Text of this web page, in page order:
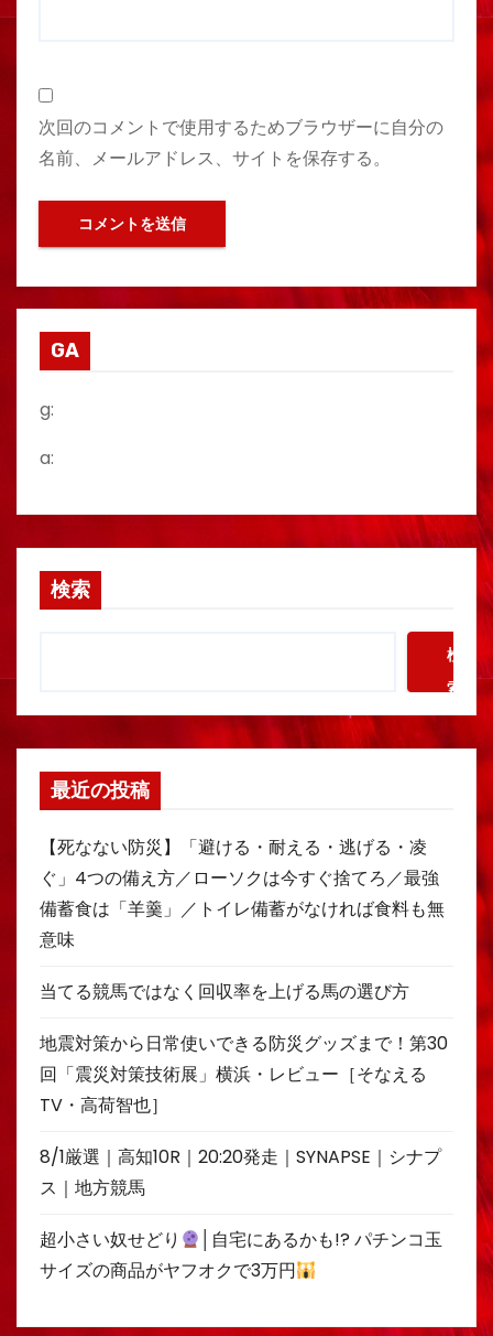
次回のコメントで使用するためブラウザーに自分の
名前、メールアドレス、サイトを保存する。
GA
g:
a:
検索
検
索
最近の投稿
【死なない防災】「避ける・耐える・逃げる・凌
ぐ」4つの備え方／ローソクは今すぐ捨てろ／最強
備蓄食は「羊羹」／トイレ備蓄がなければ食料も無
意味
当てる競馬ではなく回収率を上げる馬の選び方
地震対策から日常使いできる防災グッズまで！第30
回「震災対策技術展」横浜・レビュー［そなえる
TV・高荷智也］
8/1厳選｜高知10R｜20:20発走｜SYNAPSE｜シナプ
ス｜地方競馬
超小さい奴せどり
│自宅にあるかも!? パチンコ玉
サイズの商品がヤフオクで3万円